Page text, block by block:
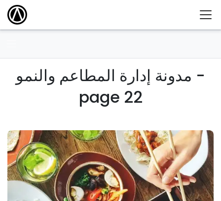
مدونة إدارة المطاعم والنمو -
page 22